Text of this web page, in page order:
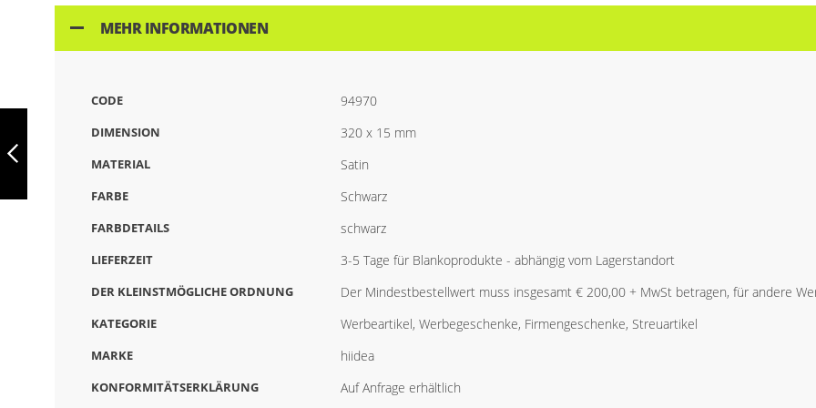
KULTURBEUTEL
HOCHDICHTEM
MEHR INFORMATIONEN
CODE 94970
DIMENSION 320 x 15 mm
MATERIAL Satin
FARBE Schwarz
FARBDETAILS schwarz
LIEFERZEIT 3-5 Tage für Blankoprodukte - abhängig vom Lagerstandort
DER KLEINSTMÖGLICHE ORDNUNG Der Mindestbestellwert muss insgesamt € 200,00 + MwSt betragen, für andere
KATEGORIE Werbeartikel, Werbegeschenke, Firmengeschenke, Streuartikel
MARKE hiidea
KONFORMITÄTSERKLÄRUNG Auf Anfrage erhältlich